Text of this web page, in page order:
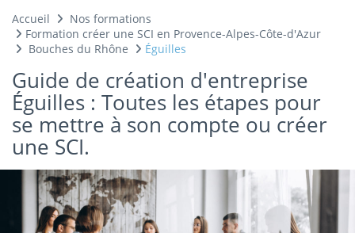
Accueil
Nos formations
Formation créer une SCI en Provence-Alpes-Côte-d'Azur
Bouches du Rhône
Éguilles
Guide de création d'entreprise
Éguilles : Toutes les étapes pour
se mettre à son compte ou créer
une SCI.